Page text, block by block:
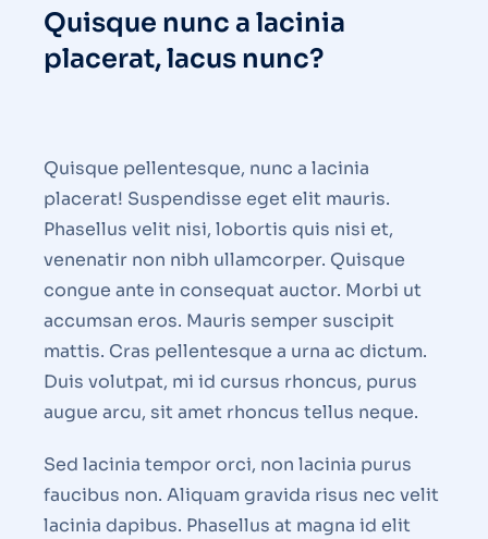
Quisque nunc a lacinia
placerat, lacus nunc?
Quisque pellentesque, nunc a lacinia
placerat! Suspendisse eget elit mauris.
Phasellus velit nisi, lobortis quis nisi et,
venenatir non nibh ullamcorper. Quisque
congue ante in consequat auctor. Morbi ut
accumsan eros. Mauris semper suscipit
mattis. Cras pellentesque a urna ac dictum.
Duis volutpat, mi id cursus rhoncus, purus
augue arcu, sit amet rhoncus tellus neque.
Sed lacinia tempor orci, non lacinia purus
faucibus non. Aliquam gravida risus nec velit
lacinia dapibus. Phasellus at magna id elit